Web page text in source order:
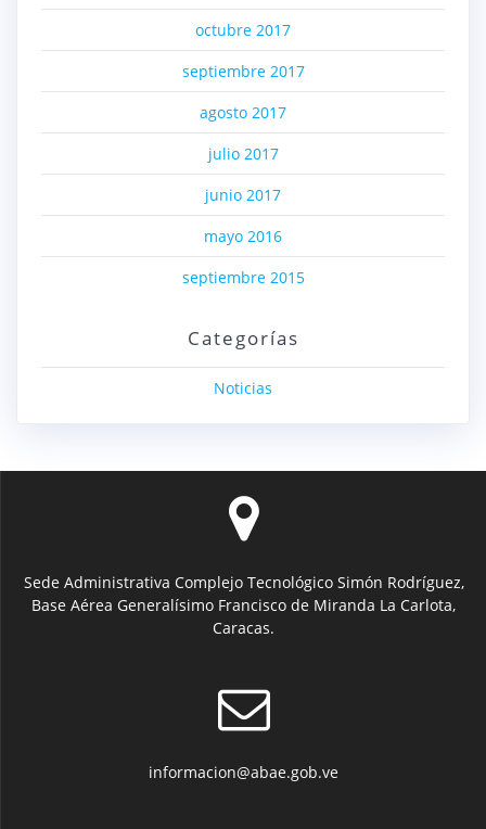
octubre 2017
septiembre 2017
agosto 2017
julio 2017
junio 2017
mayo 2016
septiembre 2015
Categorías
Noticias
Sede Administrativa Complejo Tecnológico Simón Rodríguez,
Base Aérea Generalísimo Francisco de Miranda La Carlota,
Caracas.
informacion@abae.gob.ve